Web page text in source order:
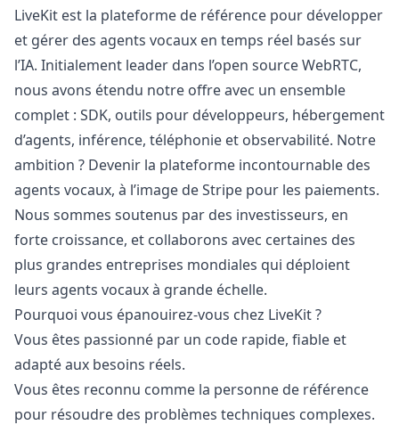
LiveKit est la plateforme de référence pour développer
et gérer des agents vocaux en temps réel basés sur
l’IA. Initialement leader dans l’open source WebRTC,
nous avons étendu notre offre avec un ensemble
complet : SDK, outils pour développeurs, hébergement
d’agents, inférence, téléphonie et observabilité. Notre
ambition ? Devenir la plateforme incontournable des
agents vocaux, à l’image de Stripe pour les paiements.
Nous sommes soutenus par des investisseurs, en
forte croissance, et collaborons avec certaines des
plus grandes entreprises mondiales qui déploient
leurs agents vocaux à grande échelle.
Pourquoi vous épanouirez-vous chez LiveKit ?
Vous êtes passionné par un code rapide, fiable et
adapté aux besoins réels.
Vous êtes reconnu comme la personne de référence
pour résoudre des problèmes techniques complexes.